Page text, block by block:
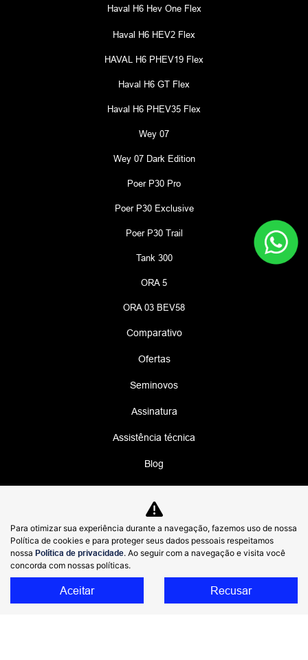
Haval H6 Hev One Flex
Haval H6 HEV2 Flex
HAVAL H6 PHEV19 Flex
Haval H6 GT Flex
Haval H6 PHEV35 Flex
Wey 07
Wey 07 Dark Edition
Poer P30 Pro
Poer P30 Exclusive
Poer P30 Trail
Tank 300
ORA 5
ORA 03 BEV58
Comparativo
Ofertas
Seminovos
Assinatura
Assistência técnica
Blog
No trânsito, enxergar o outro salva vidas.
DIMAS GWM COMERCIO DE AUTOMOVEIS
IMPORTADOS LTDA
48.785.806/0004-01
Para otimizar sua experiência durante a navegação, fazemos uso de nossa
Política de cookies e para proteger seus dados pessoais respeitamos
nossa Política de privacidade. Ao seguir com a navegação e visita você
concorda com nossas políticas.
Aceitar Recusar